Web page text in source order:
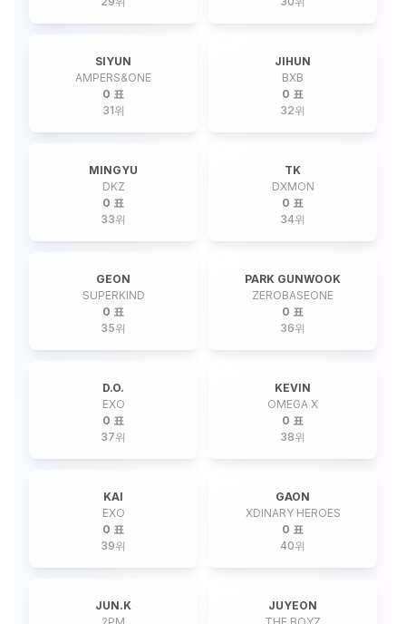
SIYUN
AMPERS&ONE
0 표
31위
JIHUN
BXB
0 표
32위
MINGYU
DKZ
0 표
33위
TK
DXMON
0 표
34위
GEON
SUPERKIND
0 표
35위
PARK GUNWOOK
ZEROBASEONE
0 표
36위
D.O.
EXO
0 표
37위
KEVIN
OMEGA X
0 표
38위
KAI
EXO
0 표
39위
GAON
XDINARY HEROES
0 표
40위
JUN.K
JUYEON